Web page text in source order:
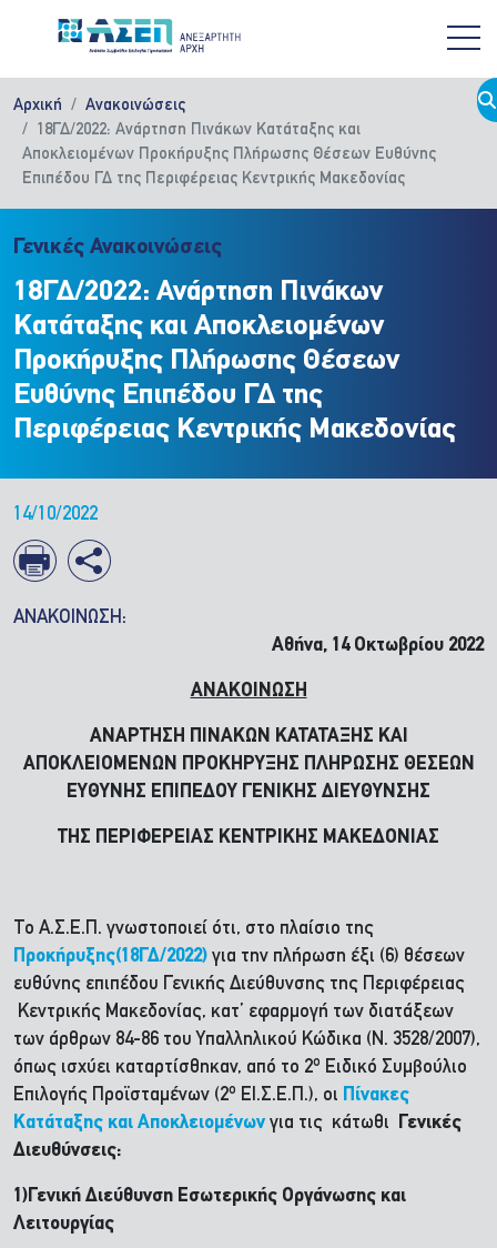
Αρχική
Ανακοινώσεις
18ΓΔ/2022: Ανάρτηση Πινάκων Κατάταξης και
Αποκλειομένων Προκήρυξης Πλήρωσης Θέσεων Ευθύνης
Επιπέδου ΓΔ της Περιφέρειας Κεντρικής Μακεδονίας
Γενικές Ανακοινώσεις
18ΓΔ/2022: Ανάρτηση Πινάκων
Κατάταξης και Αποκλειομένων
Προκήρυξης Πλήρωσης Θέσεων
Ευθύνης Επιπέδου ΓΔ της
Περιφέρειας Κεντρικής Μακεδονίας
14/10/2022
ΑΝΑΚΟΙΝΩΣΗ:
Αθήνα, 14 Οκτωβρίου 2022
ΑΝΑΚΟΙΝΩΣΗ
ΑΝΑΡΤΗΣΗ ΠΙΝΑΚΩΝ ΚΑΤΑΤΑΞΗΣ ΚΑΙ
ΑΠΟΚΛΕΙΟΜΕΝΩΝ ΠΡΟΚΗΡΥΞΗΣ ΠΛΗΡΩΣΗΣ ΘΕΣΕΩΝ
ΕΥΘΥΝΗΣ ΕΠΙΠΕΔΟΥ ΓΕΝΙΚΗΣ ΔΙΕΥΘΥΝΣΗΣ
ΤΗΣ ΠΕΡΙΦΕΡΕΙΑΣ ΚΕΝΤΡΙΚΗΣ ΜΑΚΕΔΟΝΙΑΣ
Το Α.Σ.Ε.Π. γνωστοποιεί ότι, στο πλαίσιο της
Προκήρυξης(18ΓΔ/2022) για την πλήρωση έξι (6) θέσεων
ευθύνης επιπέδου Γενικής Διεύθυνσης της Περιφέρειας
Κεντρικής Μακεδονίας, κατ’ εφαρμογή των διατάξεων
των άρθρων 84-86 του Υπαλληλικού Κώδικα (Ν. 3528/2007),
όπως ισχύει καταρτίσθηκαν, από το 2ο Ειδικό Συμβούλιο
Επιλογής Προϊσταμένων (2ο ΕΙ.Σ.Ε.Π.), οι Πίνακες
Κατάταξης και Αποκλειομένων για τις κάτωθι
Γενικές
Διευθύνσεις:
1)Γενική Διεύθυνση Εσωτερικής Οργάνωσης και
Λειτουργίας